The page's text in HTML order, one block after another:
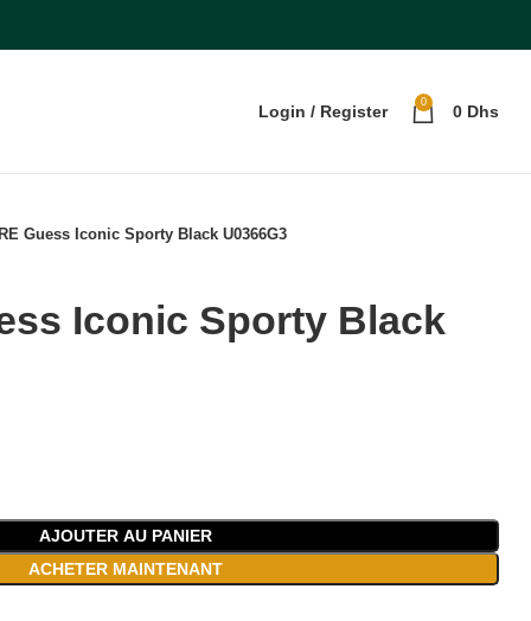
Login / Register 0 0 Dhs
Guess Iconic Sporty Black U0366G3
Iconic Sporty Black
AJOUTER AU PANIER
ACHETER MAINTENANT